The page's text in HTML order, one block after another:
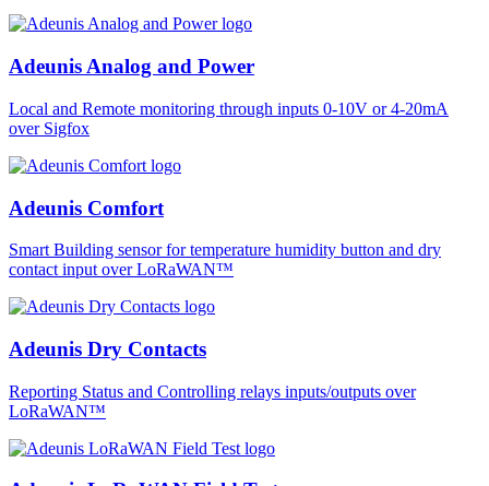
Adeunis Analog and Power
Local and Remote monitoring through inputs 0-10V or 4-20mA
over Sigfox
Adeunis Comfort
Smart Building sensor for temperature humidity button and dry
contact input over LoRaWAN™
Adeunis Dry Contacts
Reporting Status and Controlling relays inputs/outputs over
LoRaWAN™